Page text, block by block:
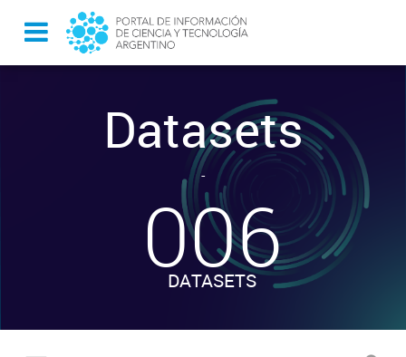
Datasets
-
006
DATASETS